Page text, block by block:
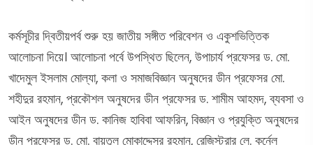
কর্মসূচীর দ্বিতীয়পর্ব শুরু হয় জাতীয় সঙ্গীত পরিবেশন ও একুশভিত্তিক
আলোচনা দিয়ে। আলোচনা পর্বে উপস্থিত ছিলেন, উপাচার্য প্রফেসর ড. মো.
খাদেমুল ইসলাম মোল্যা, কলা ও সমাজবিজ্ঞান অনুষদের ডীন প্রফেসর মো.
শহীদুর রহমান, প্রকৌশল অনুষদের ডীন প্রফেসর ড. শামীম আহমদ, ব্যবসা ও
আইন অনুষদের ডীন ড. কানিজ হাবিবা আফরিন, বিজ্ঞান ও প্রযুক্তি অনুষদের
ডীন প্রফেসর ড. মো. বায়তুল মোকাদ্দেসুর রহমান, রেজিস্ট্রার লে. কর্নেল